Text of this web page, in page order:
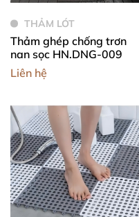
THẢM LÓT
Thảm ghép chống trơn
nan sọc HN.DNG-009
Liên hệ